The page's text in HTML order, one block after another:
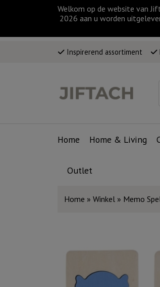
Welkom op de website van
2026 aan u worden
Inspirerend assortiment
Home Home & Living
Outlet
Home » Winkel » Memo